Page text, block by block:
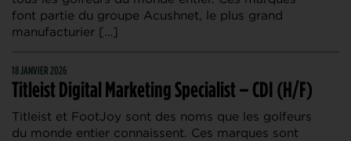
font partie du groupe Acushnet, le plus grand
manufacturier […]
18 JANVIER 2026
Titleist Digital Marketing Specialist – CDI (H/F)
Titleist et FootJoy sont des noms que les golfeurs
du monde entier connaissent. Ces marques sont